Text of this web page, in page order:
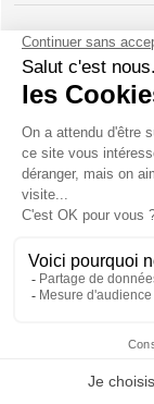
CONTENU
1h
groupe
6
L'activité
LANCER DE
Mon EVJF à